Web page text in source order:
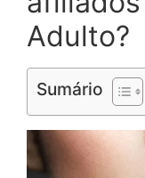
Adulto?
Sumário